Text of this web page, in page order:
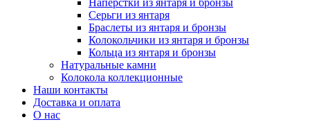
Напёрстки из янтаря и бронзы
Серьги из янтаря
Браслеты из янтаря и бронзы
Колокольчики из янтаря и бронзы
Кольца из янтаря и бронзы
Натуральные камни
Колокола коллекционные
Наши контакты
Доставка и оплата
О нас